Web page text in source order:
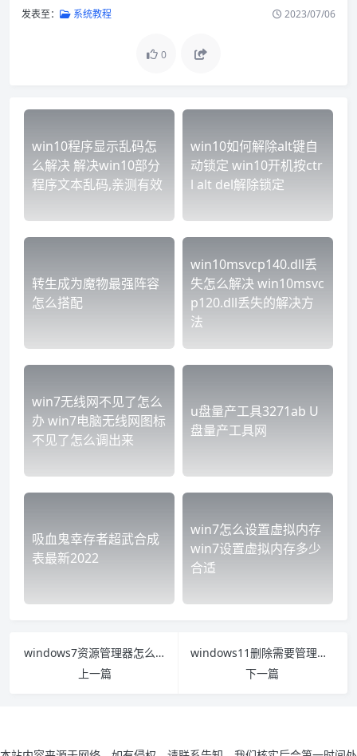
发表至： 系统教程 2023/07/06
0
win10程序显示乱码怎
么解决 解决win10部分
程序文本乱码,亲测有效
win10如何解除alt键自
动锁定 win10开机按ctr
l alt del解除锁定
转生成为魔物最强阵容
怎么搭配
win10msvcp140.dll丢
失怎么解决 win10msvc
p120.dll丢失的解决方
法
win7无线网不见了怎么
办 win7电脑无线网图标
不见了怎么调出来
u盘量产工具3271ab U
盘量产工具网
吸血鬼幸存者超武合成
表最新2022
win7怎么设置虚拟内存
win7设置虚拟内存多少
合适
windows7资源管理器怎么打开 win7打开资源管理器的三种方式
上一篇
windows11删除需要管理员权限怎么办 win 10软件怎样删除管理员权限
下一篇